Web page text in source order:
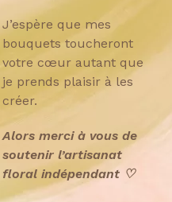
J’espère que mes
bouquets toucheront
votre cœur autant que
je prends plaisir à les
créer.
Alors merci à vous de
soutenir l’artisanat
floral indépendant ♡